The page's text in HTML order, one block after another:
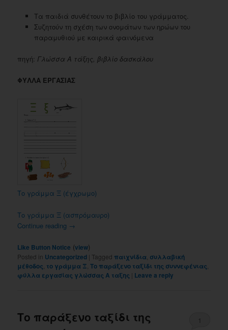
Τα παιδιά συνθέτουν το βιβλίο του γράμματος.
Συζητούν τη σχέση των ονομάτων των ηρώων του
παραμυθιού με καιρικά φαινόμενα
πηγή: Γλώσσα Α τάξης, βιβλίο δασκάλου
ΦΥΛΛΑ ΕΡΓΑΣΙΑΣ
Το γράμμα Ξ (έγχρωμο)
Το γράμμα Ξ (ασπρόμαυρο)
Continue reading →
Like Button Notice (view)
Posted in Uncategorized | Tagged παιχνίδια συλλαβική
μέθοδος το γράμμα Ξ ,Το παράξενο ταξίδι της συννεφένιας
φύλλα εργασίας γλώσσας Α ταξης | Leave a reply
Το παράξενο ταξίδι της
1